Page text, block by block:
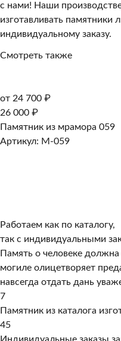
с нами! Наши
изготавливать
индивидуальному заказу.
Смотреть также
от 24 700 ₽
26 000 ₽
Памятник из мрамора 059
Артикул: M-059
Работаем как по каталогу,
так с индивидуальными
Память о человеке
могиле олицетворяет
навсегда отдать дань
7
Памятник из каталога
45